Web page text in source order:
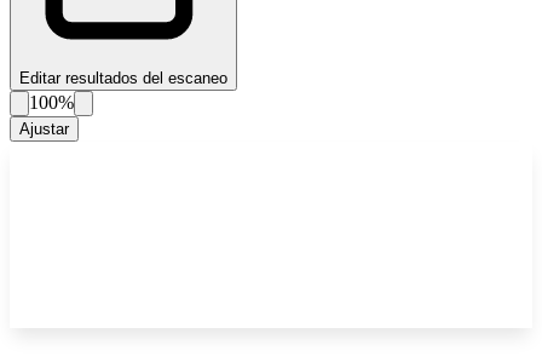
Editar resultados del escaneo
100%
Ajustar